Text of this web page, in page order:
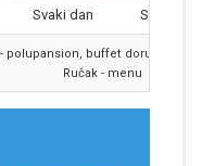
Svaki dan Subotom
polupansion, buffet doručak i
Ručak - menu